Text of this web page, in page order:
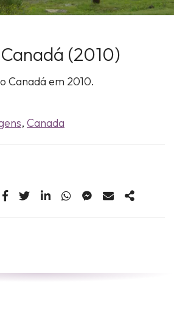
(2010)
Canadá em 2010.
, Canada